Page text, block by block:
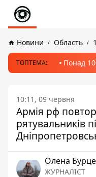
Новини Область
ТОПТЕМА: Понад
10:11, 09 червня
Армія рф
рятувальників
Олена
ЖУРНАЛІСТ